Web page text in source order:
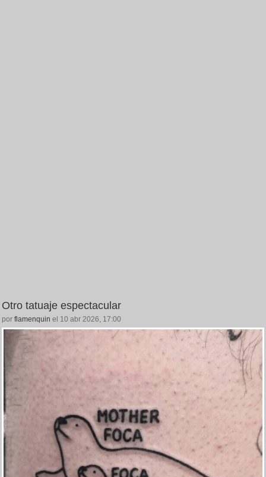
Otro tatuaje espectacular
por flamenquin el 10 abr 2026, 17:00